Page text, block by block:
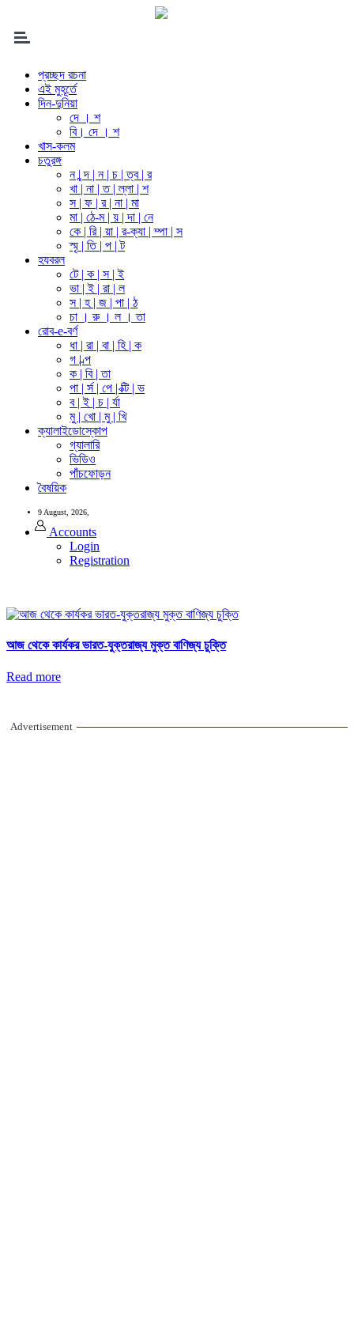
প্রচ্ছদ রচনা
এই মুহূর্তে
দিন-দুনিয়া
দে । শ
বি। দে । শ
খাস-কলম
চতুরঙ্গ
ন | ন্দ | ন | চ | ত্ব | র
খা | না | ত | ল্লা | শ
স | ফ | র | না | মা
মা | ঠে-ম | য় | দা | নে
কে | রি | য়া | র-ক্যা | ম্পা | স
স্মৃ | তি | প | ট
হযবরল
টে | ক | স | ই
ভা | ই | রা | ল
স | হ | জ | পা | ঠ
চা । রু । ল । তা
রোব-e-বর্ণ
ধা | রা | বা | হি | ক
গ | ল্প
ক | বি | তা
পা | র্স | পে | ক্টি | ভ
ব | ই | চ | র্যা
মু | খো | মু | খি
ক্যালাইডোস্কোপ
গ্যালারি
ভিডিও
পাঁচফোড়ন
বৈষয়িক
9 August, 2026,
Accounts
Login
Registration
আজ থেকে কার্যকর ভারত-যুক্তরাজ্য মুক্ত বাণিজ্য চুক্তি
Read more
Advertisement